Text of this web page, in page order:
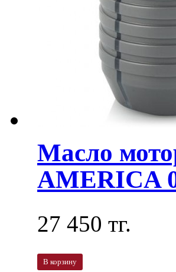
Масло
AMERICA
27 450 тг.
В корзину